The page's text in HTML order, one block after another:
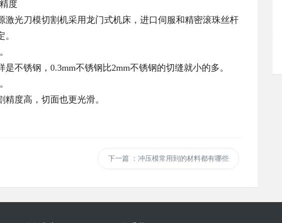
度
光刀模切割机采用龙门式机床，进口伺服和精密滚珠丝杆
不锈钢，0.3mm不锈钢比2mm不锈钢的切缝就小的多。
度高，切面也更光滑。
下一篇 ：冲压模常用到的材料都有哪些